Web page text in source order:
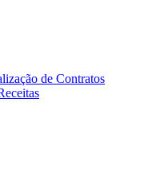
de Contratos